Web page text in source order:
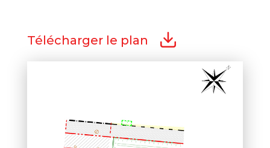
Télécharger le plan